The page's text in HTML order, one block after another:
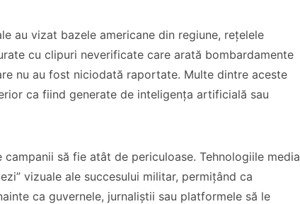
au vizat bazele americane din regiune, rețelele
cu clipuri neverificate care arată bombardamente
nu au fost niciodată raportate. Multe dintre aceste
ca fiind generate de inteligența artificială sau
să fie atât de periculoase. Tehnologiile media
vizuale ale succesului militar, permițând ca
ca guvernele, jurnaliștii sau platformele să le